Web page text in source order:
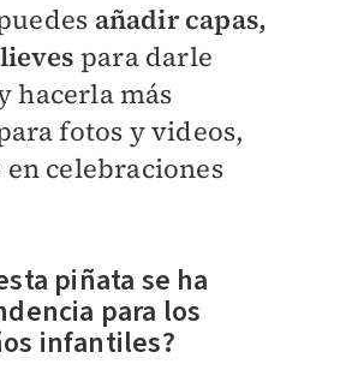
añadir capas,
para darle
hacerla más
fotos y videos,
en celebraciones
piñata se ha
para los
infantiles?